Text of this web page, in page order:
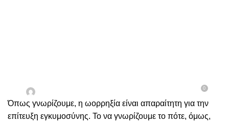
0
Όπως γνωρίζουμε, η ωορρηξία είναι απαραίτητη για την
επίτευξη εγκυμοσύνης. Το να γνωρίζουμε το πότε, όμως,